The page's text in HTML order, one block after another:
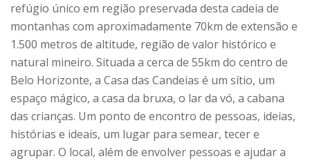
refúgio único em região preservada desta cadeia de
montanhas com aproximadamente 70km de extensão e
1.500 metros de altitude, região de valor histórico e
natural mineiro. Situada a cerca de 55km do centro de
Belo Horizonte, a Casa das Candeias é um sítio, um
espaço mágico, a casa da bruxa, o lar da vó, a cabana
das crianças. Um ponto de encontro de pessoas, ideias,
histórias e ideais, um lugar para semear, tecer e
agrupar. O local, além de envolver pessoas e ajudar a